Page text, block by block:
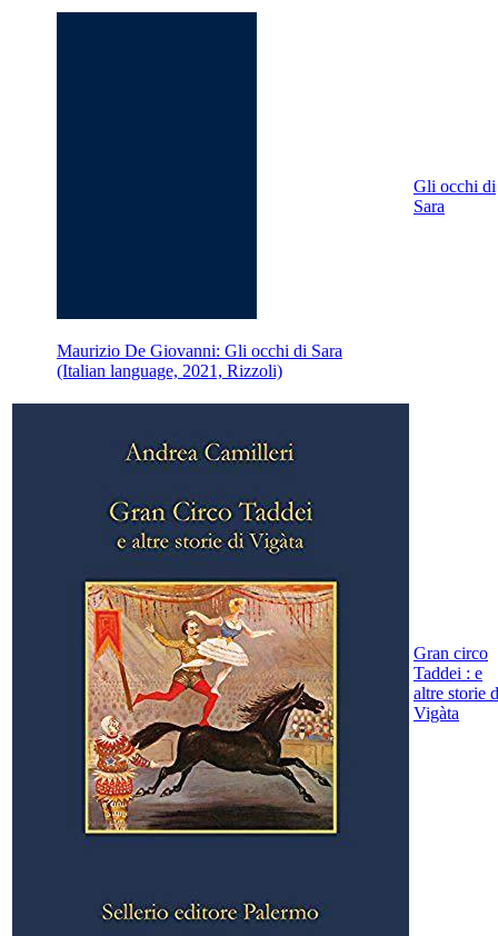
Maurizio De Giovanni: Gli occhi di Sara
(Italian language, 2021, Rizzoli)
Gli occhi di
Sara
Gran circo
Taddei : e
altre storie
Vigàta